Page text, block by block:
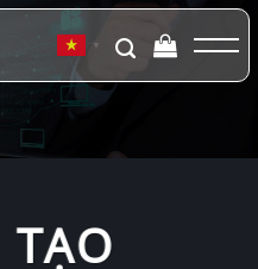
▼
TẠO